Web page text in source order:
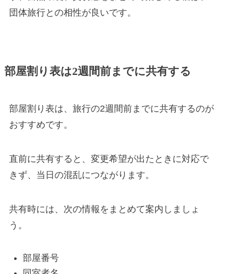
団体旅行との相性が良いです。
部屋割り表は2週間前までに共有する
部屋割り表は、旅行の2週間前までに共有するのが
おすすめです。
直前に共有すると、変更希望が出たときに対応で
きず、当日の混乱につながります。
共有時には、次の情報をまとめて案内しましょ
う。
部屋番号